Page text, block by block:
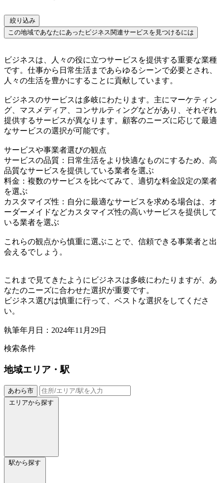
絞り込み
この地域であなたにあったビジネス関連サービスを見つけるには
ビジネスは、人々の役に立つサービスを提供する重要な業種
です。仕事から日常生活まであらゆるシーンで必要とされ、
人々の生活を豊かにすることに貢献しています。
ビジネスのサービスは多岐にわたります。主にマーケティン
グ、マスメディア、コンサルティングなどがあり、それぞれ
提供するサービスが異なります。顧客のニーズに応じて最適
なサービスの選択が可能です。
サービスや事業者選びの観点
サービスの品質：日常生活をより快適なものにするため、高
品質なサービスを提供している業者を選ぶ
料金：複数のサービスを比べてみて、適切な料金設定の業者
を選ぶ
カスタマイズ性：自分に最適なサービスを求める場合は、オ
ーダーメイドなどカスタマイズ性の高いサービスを提供して
いる業者を選ぶ
これらの観点から慎重に選ぶことで、信頼できる事業者と出
会えるでしょう。
これまで見てきたようにビジネスは多岐にわたりますが、あ
なたのニーズに合わせた選択が重要です。
ビジネス選びは慎重に行って、ベストな選択をしてくださ
い。
執筆年月日：2024年11月29日
検索条件
地域エリア・駅
あわら市
エリアから探す
駅から探す